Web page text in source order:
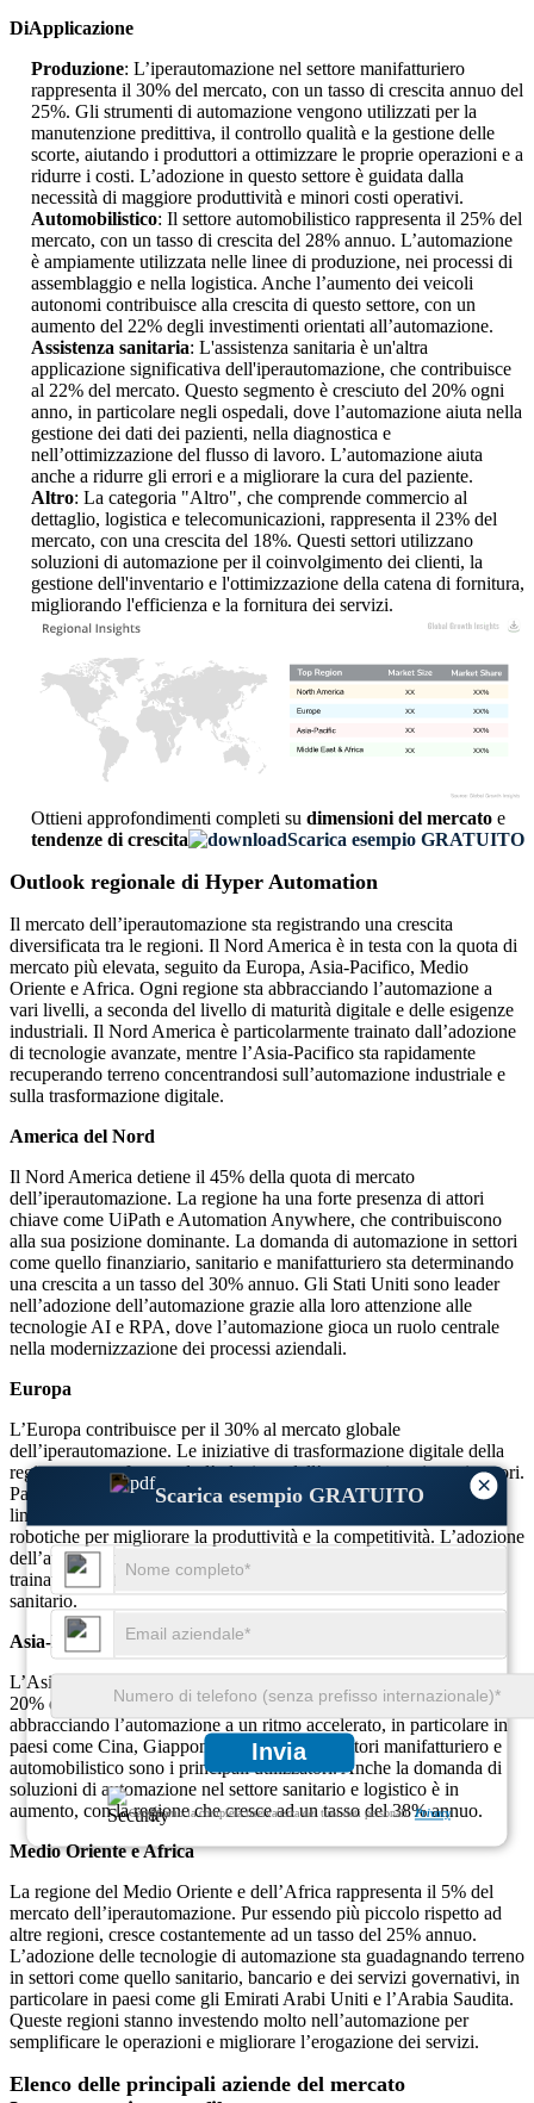
×
Scarica esempio GRATUITO
Invia
Garantiamo la completa riservatezza dei tuoi dati personali.Privacy
DiApplicazione
Produzione: L’iperautomazione nel settore manifatturiero
rappresenta il 30% del mercato, con un tasso di crescita annuo del
25%. Gli strumenti di automazione vengono utilizzati per la
manutenzione predittiva, il controllo qualità e la gestione delle
scorte, aiutando i produttori a ottimizzare le proprie operazioni e a
ridurre i costi. L’adozione in questo settore è guidata dalla
necessità di maggiore produttività e minori costi operativi.
Automobilistico: Il settore automobilistico rappresenta il 25% del
mercato, con un tasso di crescita del 28% annuo. L’automazione
è ampiamente utilizzata nelle linee di produzione, nei processi di
assemblaggio e nella logistica. Anche l’aumento dei veicoli
autonomi contribuisce alla crescita di questo settore, con un
aumento del 22% degli investimenti orientati all’automazione.
Assistenza sanitaria: L'assistenza sanitaria è un'altra
applicazione significativa dell'iperautomazione, che contribuisce
al 22% del mercato. Questo segmento è cresciuto del 20% ogni
anno, in particolare negli ospedali, dove l’automazione aiuta nella
gestione dei dati dei pazienti, nella diagnostica e
nell’ottimizzazione del flusso di lavoro. L’automazione aiuta
anche a ridurre gli errori e a migliorare la cura del paziente.
Altro: La categoria "Altro", che comprende commercio al
dettaglio, logistica e telecomunicazioni, rappresenta il 23% del
mercato, con una crescita del 18%. Questi settori utilizzano
soluzioni di automazione per il coinvolgimento dei clienti, la
gestione dell'inventario e l'ottimizzazione della catena di fornitura,
migliorando l'efficienza e la fornitura dei servizi.
XX%
XX
XX%
XX
XX%
XX
XX%
XX
Ottieni approfondimenti completi su dimensioni del mercato e
tendenze di crescita
Scarica esempio GRATUITO
Outlook regionale di Hyper Automation
Il mercato dell’iperautomazione sta registrando una crescita
diversificata tra le regioni. Il Nord America è in testa con la quota di
mercato più elevata, seguito da Europa, Asia-Pacifico, Medio
Oriente e Africa. Ogni regione sta abbracciando l’automazione a
vari livelli, a seconda del livello di maturità digitale e delle esigenze
industriali. Il Nord America è particolarmente trainato dall’adozione
di tecnologie avanzate, mentre l’Asia-Pacifico sta rapidamente
recuperando terreno concentrandosi sull’automazione industriale e
sulla trasformazione digitale.
America del Nord
Il Nord America detiene il 45% della quota di mercato
dell’iperautomazione. La regione ha una forte presenza di attori
chiave come UiPath e Automation Anywhere, che contribuiscono
alla sua posizione dominante. La domanda di automazione in settori
come quello finanziario, sanitario e manifatturiero sta determinando
una crescita a un tasso del 30% annuo. Gli Stati Uniti sono leader
nell’adozione dell’automazione grazie alla loro attenzione alle
tecnologie AI e RPA, dove l’automazione gioca un ruolo centrale
nella modernizzazione dei processi aziendali.
Europa
L’Europa contribuisce per il 30% al mercato globale
dell’iperautomazione. Le iniziative di trasformazione digitale della
regione stanno favorendo l’adozione dell’automazione in vari settori.
Paesi come Germania, Francia e Regno Unito sono stati in prima
linea nell’investire nell’intelligenza artificiale e nelle tecnologie
robotiche per migliorare la produttività e la competitività. L’adozione
dell’automazione in Europa sta crescendo a un tasso del 22%,
trainata da settori come quello automobilistico, manifatturiero e
sanitario.
Asia-Pacifico
L’Asia-Pacifico sta vivendo la crescita più rapida, rappresentando il
20% della quota di mercato dell’iperautomazione. La regione sta
abbracciando l’automazione a un ritmo accelerato, in particolare in
paesi come Cina, Giappone e India, dove i settori manifatturiero e
automobilistico sono i principali utilizzatori. Anche la domanda di
soluzioni di automazione nel settore sanitario e logistico è in
aumento, con la regione che cresce ad un tasso del 38% annuo.
Medio Oriente e Africa
La regione del Medio Oriente e dell’Africa rappresenta il 5% del
mercato dell’iperautomazione. Pur essendo più piccolo rispetto ad
altre regioni, cresce costantemente ad un tasso del 25% annuo.
L’adozione delle tecnologie di automazione sta guadagnando terreno
in settori come quello sanitario, bancario e dei servizi governativi, in
particolare in paesi come gli Emirati Arabi Uniti e l’Arabia Saudita.
Queste regioni stanno investendo molto nell’automazione per
semplificare le operazioni e migliorare l’erogazione dei servizi.
Elenco delle principali aziende del mercato